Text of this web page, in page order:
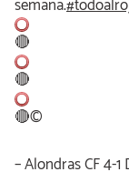
semana.#
🔴
🔴
🔴©
– Alondras CF 4-1